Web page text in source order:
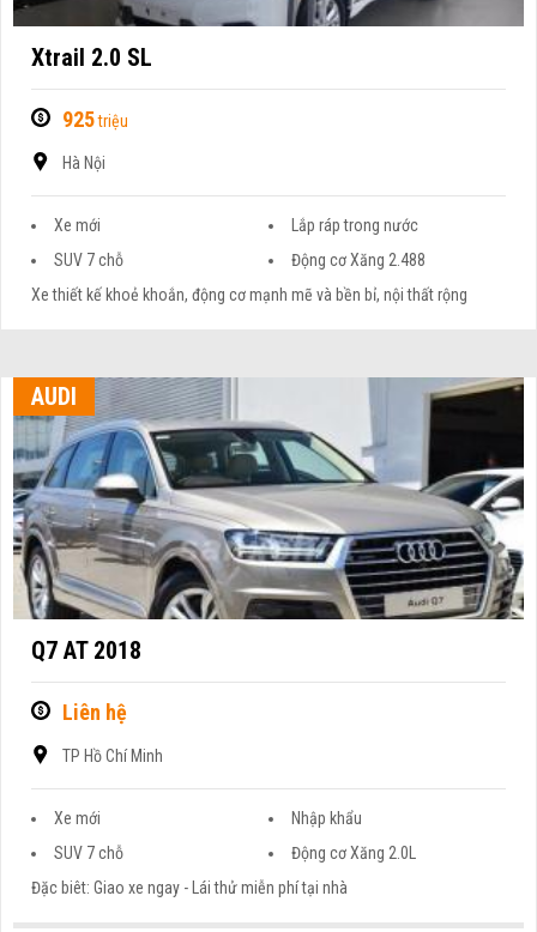
Xtrail 2.0 SL
925triệu
Hà Nội
Xe mới
Lắp ráp trong nước
SUV 7 chỗ
Động cơ Xăng 2.488
Xe thiết kế khoẻ khoắn, động cơ mạnh mẽ và bền bỉ, nội thất rộng
AUDI
Q7 AT 2018
Liên hệ
TP Hồ Chí Minh
Xe mới
Nhập khẩu
SUV 7 chỗ
Động cơ Xăng 2.0L
Đặc biêt: Giao xe ngay - Lái thử miễn phí tại nhà